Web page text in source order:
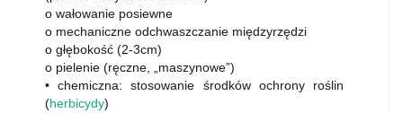
o wałowanie posiewne
o mechaniczne odchwaszczanie międzyrzędzi
o głębokość (2-3cm)
o pielenie (ręczne, „maszynowe”)
• chemiczna: stosowanie środków ochrony roślin
(herbicydy)